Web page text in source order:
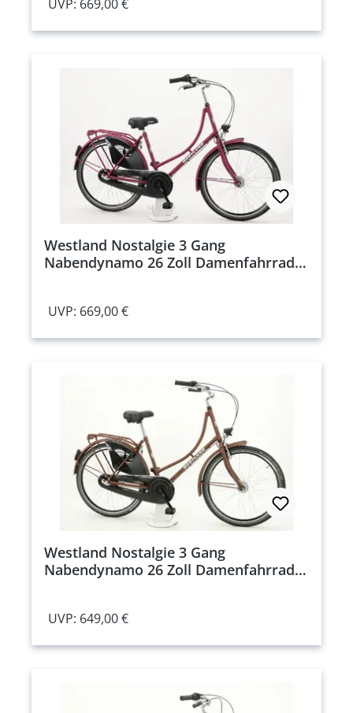
UVP: 669,00 €
Westland Nostalgie 3 Gang
Nabendynamo 26 Zoll Damenfahrrad 3
UVP: 669,00 €
Westland Nostalgie 3 Gang
Nabendynamo 26 Zoll Damenfahrrad 3
UVP: 649,00 €